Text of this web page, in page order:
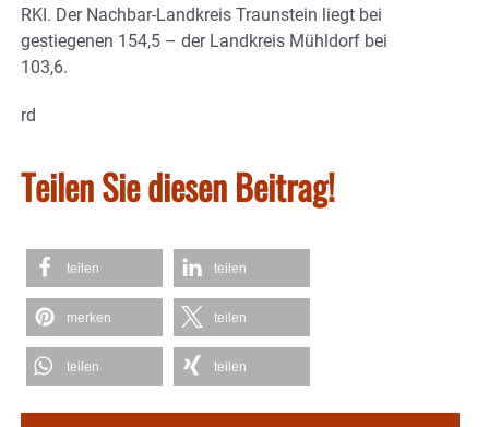
RKI. Der Nachbar-Landkreis Traunstein liegt bei
gestiegenen 154,5 – der Landkreis Mühldorf bei
103,6.
rd
Teilen Sie diesen Beitrag!
teilen teilen
merken teilen
teilen teilen